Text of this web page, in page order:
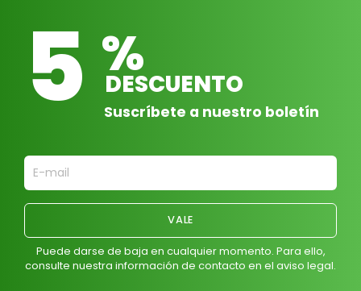
5 %
DESCUENTO
Suscríbete a nuestro boletín
Puede darse de baja en cualquier momento. Para ello,
consulte nuestra información de contacto en el aviso legal.